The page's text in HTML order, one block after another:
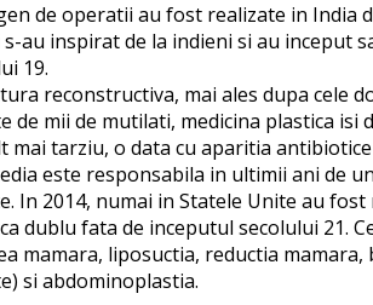
de operatii au fost realizate in India
au inspirat de la indieni si au inceput
19.
reconstructiva, mai ales dupa cele
de mii de mutilati, medicina plastica isi
mai tarziu, o data cu aparitia
este responsabila in ultimii ani de
In 2014, numai in Statele Unite au
dublu fata de inceputul secolului 21.
mamara, liposuctia, reductia
si abdominoplastia.